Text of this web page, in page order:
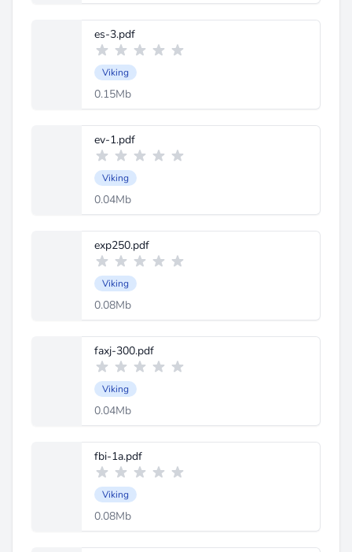
es-3.pdf
Viking
0.15Mb
ev-1.pdf
Viking
0.04Mb
exp250.pdf
Viking
0.08Mb
faxj-300.pdf
Viking
0.04Mb
fbi-1a.pdf
Viking
0.08Mb